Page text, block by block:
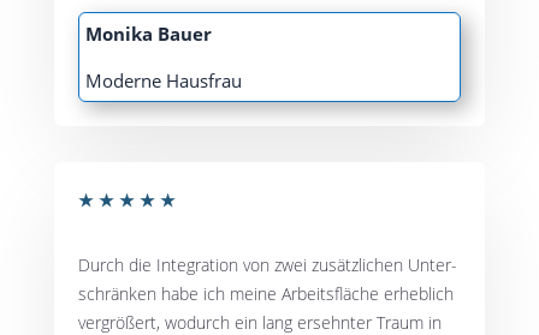
Moni­ka Bauer
Moder­ne Hausfrau
★ ★ ★ ★ ★
Durch die Inte­gra­ti­on von zwei zusätz­li­chen Unter­
schrän­ken habe ich mei­ne Arbeits­flä­che erheb­lich
ver­grö­ßert, wodurch ein lang ersehn­ter Traum in